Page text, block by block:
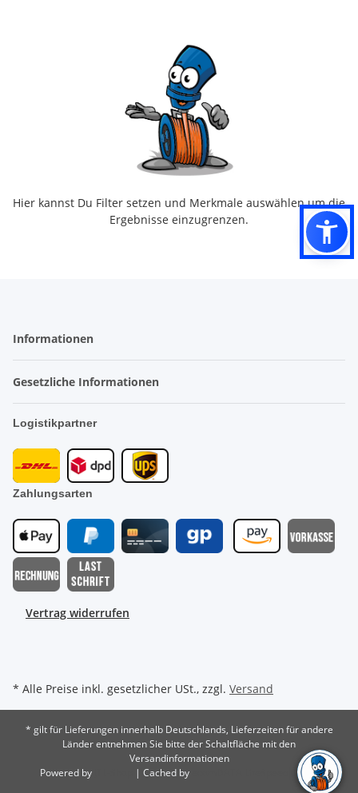
Hier kannst Du Filter setzen und Merkmale auswählen um die
Ergebnisse einzugrenzen.
Informationen
Gesetzliche Informationen
Logistikpartner
Zahlungsarten
Vertrag widerrufen
* Alle Preise inkl. gesetzlicher USt., zzgl. Versand
* gilt für Lieferungen innerhalb Deutschlands, Lieferzeiten für andere
Länder entnehmen Sie bitte der Schaltfläche mit den
Versandinformationen
Powered by
| Cached by ecomDATA LiteSpeed Cache